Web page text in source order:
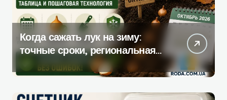
Когда сажать лук на зиму:
точные сроки, региональная
таблица и пошаговая
инструкция